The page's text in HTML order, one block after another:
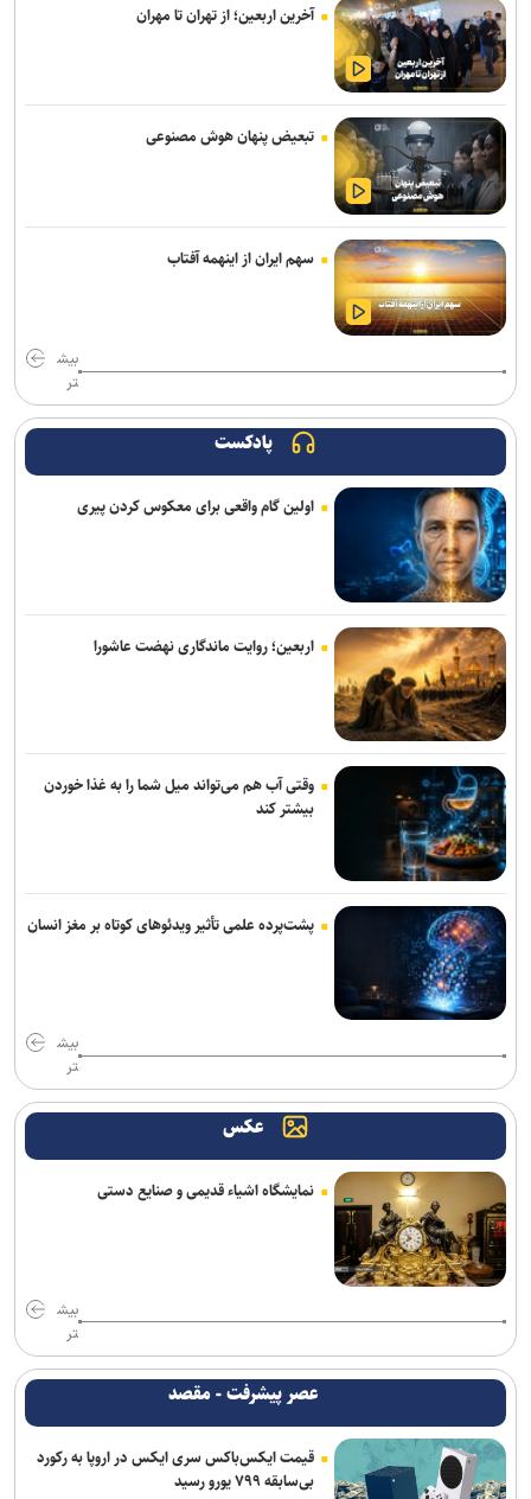
مرکزی و خوزستان
دبیر ستاد مرکزی اربعین: مرز خسروی از بهترین مرزهای کشور با
زیرساخت‌های مناسب است
آخرین اربعین؛ از تهران تا مهران
تبعیض پنهان هوش مصنوعی
سهم ایران از اینهمه آفتاب
بیش
تر
پادکست
اولین گام واقعی برای معکوس کردن پیری
اربعین؛ روایت ماندگاری نهضت عاشورا
وقتی آب هم می‌تواند میل شما را به غذا خوردن
بیشتر کند
پشت‌پرده علمی تأثیر ویدئو‌های کوتاه بر مغز انسان
بیش
تر
عکس
نمایشگاه اشیاء قدیمی و صنایع دستی
بیش
تر
عصر پیشرفت - مقصد
قیمت ایکس‌باکس سری ایکس در اروپا به رکورد
بی‌سابقه ۷۹۹ یورو رسید